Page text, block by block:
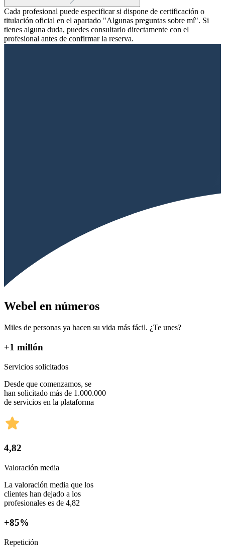
Cada profesional puede especificar si dispone de certificación o
titulación oficial en el apartado "Algunas preguntas sobre mí". Si
tienes alguna duda, puedes consultarlo directamente con el
profesional antes de confirmar la reserva.
Webel en números
Miles de personas ya hacen su vida más fácil. ¿Te unes?
+1 millón
Servicios solicitados
Desde que comenzamos, se
han solicitado más de 1.000.000
de servicios en la plataforma
4,82
Valoración media
La valoración media que los
clientes han dejado a los
profesionales es de 4,82
+85%
Repetición